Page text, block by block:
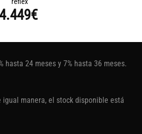
€
24 meses y 7% hasta 36 meses.
manera, el stock disponible está